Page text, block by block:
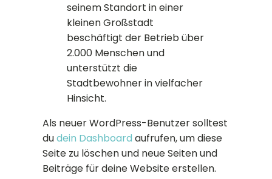
seinem Standort in einer
kleinen Großstadt
beschäftigt der Betrieb über
2.000 Menschen und
unterstützt die
Stadtbewohner in vielfacher
Hinsicht.
Als neuer WordPress-Benutzer solltest
dudein Dashboard aufrufen, um diese
Seite zu löschen und neue Seiten und
Beiträge für deine Website erstellen.